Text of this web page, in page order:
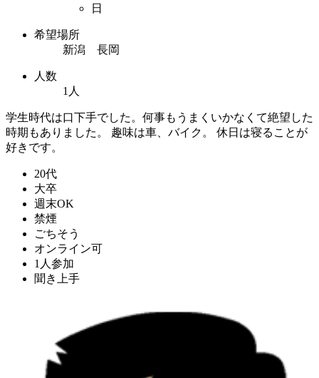
日
希望場所
新潟 長岡
人数
1人
学生時代は口下手でした。何事もうまくいかなくて絶望した
時期もありました。 趣味は車、バイク。 休日は寝ることが
好きです。
20代
大卒
週末OK
禁煙
ごちそう
オンライン可
1人参加
聞き上手